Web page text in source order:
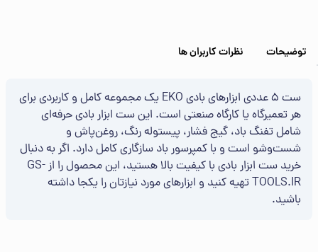
توضیحات نظرات کاربران ها
ست ۵ عددی ابزارهای بادی EKO یک مجموعه کامل و کاربردی برای
هر تعمیرگاه یا کارگاه صنعتی است. این ست ابزار بادی حرفه‌ای
شامل تفنگ باد، گیج فشار، پیستوله رنگ، روغن‌پاش و
شست‌وشو است و با کمپرسور باد سازگاری کامل دارد. اگر به دنبال
خرید ست ابزار بادی با کیفیت بالا هستید، این محصول را از GS-
TOOLS.IR تهیه کنید و ابزارهای مورد نیازتان را یکجا داشته
باشید.